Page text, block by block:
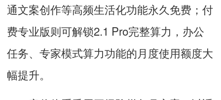
通文案创作等高频生活化功能永久免费；付
费专业版则可解锁2.1 Pro完整算力，办公
任务、专家模式算力功能的月度使用额度大
幅提升。